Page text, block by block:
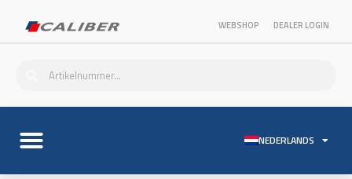
WEBSHOP DEALER LOGIN
NEDERLANDS